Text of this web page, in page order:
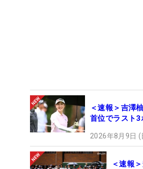
＜速報＞吉澤
首位でラスト3
2026年8月9日
＜速報